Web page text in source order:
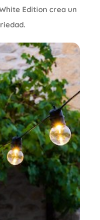
Edition crea un